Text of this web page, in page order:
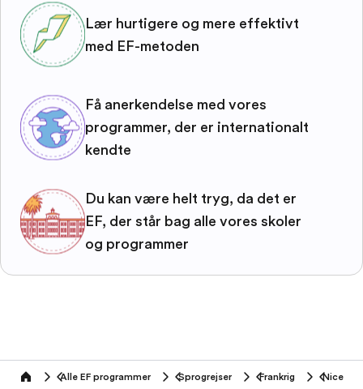
Lær hurtigere og mere effektivt
med EF-metoden
Få anerkendelse med vores
programmer, der er internationalt
kendte
Du kan være helt tryg, da det er
EF, der står bag alle vores skoler
og programmer
home Alle EF programmer Sprogrejser Frankrig Nice